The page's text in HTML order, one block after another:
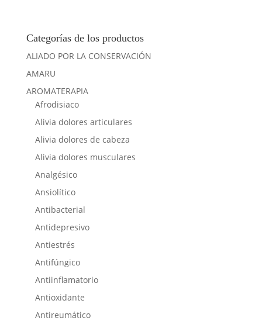
Categorías de los productos
ALIADO POR LA CONSERVACIÓN
AMARU
AROMATERAPIA
Afrodisiaco
Alivia dolores articulares
Alivia dolores de cabeza
Alivia dolores musculares
Analgésico
Ansiolítico
Antibacterial
Antidepresivo
Antiestrés
Antifúngico
Antiinflamatorio
Antioxidante
Antireumático